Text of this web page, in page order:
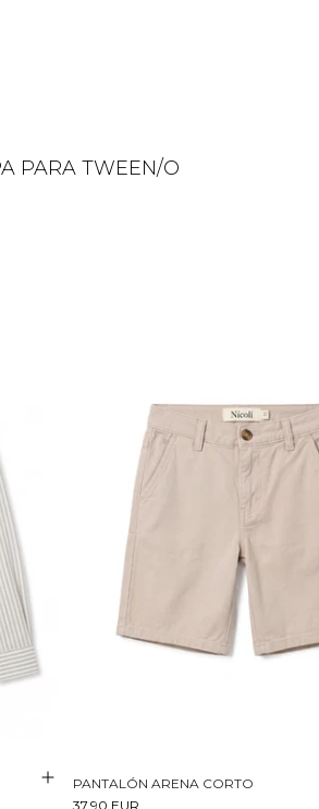
PARA TWEEN/O
PANTALÓN ARENA CORTO
37,90 EUR